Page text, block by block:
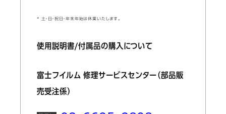
* 土・日・祝日・年末年始は休業いたします。
使用説明書/付属品の購入について
富士フイルム 修理サービスセンター（部品販
売受注係）